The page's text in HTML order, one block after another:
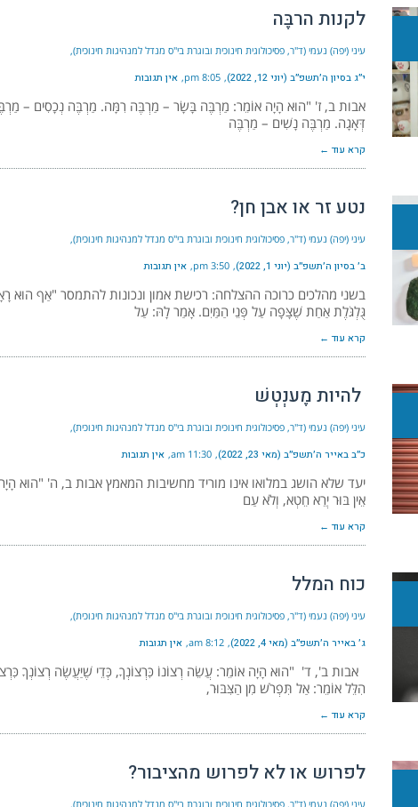
לקנות הרבֶּה
עיני (יפה) נעמי (ד"ר, פסיכולוגית חינוכית ובוגרת בי"ס מנדל למנהיגות חינוכית)
י״ג בסיון ה׳תשפ״ב (יוני 12, 2022) 8:05 pm אין תגובות
אבות ב, ז' "הוּא הָיָה אוֹמֵר: מַרְבֶּה בָּשָׂר – מַרְבֶּה רִמָּה. מַרְבֶּה נְכָסִים –
דְּאָגָה. מַרְבֶּה נָשִׁים – מַרְבֶּה
קרא עוד ←
נטע זר או אבן חן?
עיני (יפה) נעמי (ד"ר, פסיכולוגית חינוכית ובוגרת בי"ס מנדל למנהיגות חינוכית)
ב׳ בסיון ה׳תשפ״ב (יוני 1, 2022) 3:50 pm אין תגובות
בשני מהלכים כרוכה ההצלחה: רכישת אמון ונכונות להתמסר "אַף הוּא
גֻּלְגֹּלֶת אַחַת שֶׁצָּפָה עַל פְּנֵי הַמַּיִם. אָמַר לָהּ: עַל
קרא עוד ←
להיות מֶענְטְשׁ
עיני (יפה) נעמי (ד"ר, פסיכולוגית חינוכית ובוגרת בי"ס מנדל למנהיגות חינוכית)
כ״ב באייר ה׳תשפ״ב (מאי 23, 2022) 11:30 am אין תגובות
יעד שלא הושג במלואו אינו מוריד מחשיבות המאמץ אבות ב, ה' "הוּא
אֵין בּוּר יְרֵא חֵטְא, וְלֹא עַם
קרא עוד ←
כוח המלל
עיני (יפה) נעמי (ד"ר, פסיכולוגית חינוכית ובוגרת בי"ס מנדל למנהיגות חינוכית)
ג׳ באייר ה׳תשפ״ב (מאי 4, 2022) 8:12 am אין תגובות
אבות ב', ד' "הוּא הָיָה אוֹמֵר: עֲשֵׂה רְצוֹנוֹ כִּרְצוֹנְךָ, כְּדֵי שֶׁיַּעֲשֶׂה רְצוֹנְךָ
הִלֵּל אוֹמֵר: אַל תִּפְרֹשׁ מִן הַצִּבּוּר,
קרא עוד ←
לפרוש או לא לפרוש מהציבור?
עיני (יפה) נעמי (ד"ר, פסיכולוגית חינוכית ובוגרת בי"ס מנדל למנהיגות חינוכית)